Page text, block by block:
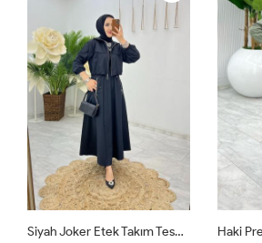
Siyah Joker Etek Takım Tesettür Giyim